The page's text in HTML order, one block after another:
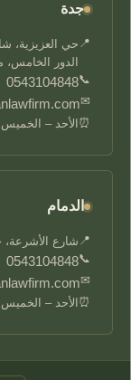
جدة
📍 حي العزيزية،
الدور الخامس،
📞
0543104848
✉
⏰ الأحد – الخميس: 8:00 ص – 5:00
الدمام
📍 شارع الأشرعة، حي
📞
0543104848
✉
⏰ الأحد – الخميس: 8:00 ص – 5:00